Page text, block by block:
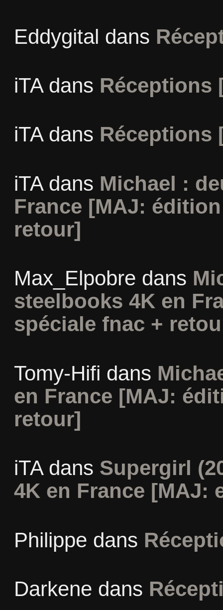
Eddygital dans
iTAdans Réceptions
iTAdans Réceptions
iTAdans Michael :
France [MAJ:
retour]
Max_Elpobre dans
steelbooks 4K en
spéciale fnac +
Tomy-Hifi dans
en France [MAJ:
retour]
iTAdans Supergirl
4K en France [MAJ:
Philippe dans
Darkene dans